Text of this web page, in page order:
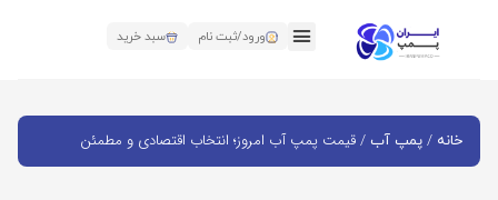
ورود/ثبت نام سبد خرید
خانه / پمپ آب / قیمت پمپ آب امروز؛ انتخاب اقتصادی و مطمئن